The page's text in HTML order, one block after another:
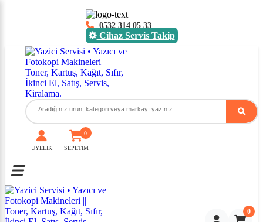
0532 314 05 33
Cihaz Servis Takip
ÜYELİK SEPETİM
0
Toggle mobile menu
0